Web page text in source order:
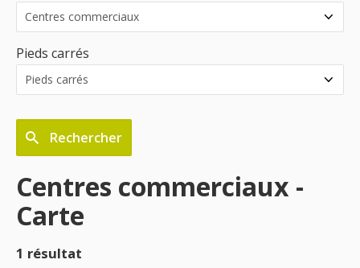
Pieds carrés
Rechercher
Centres commerciaux -
Carte
1 résultat